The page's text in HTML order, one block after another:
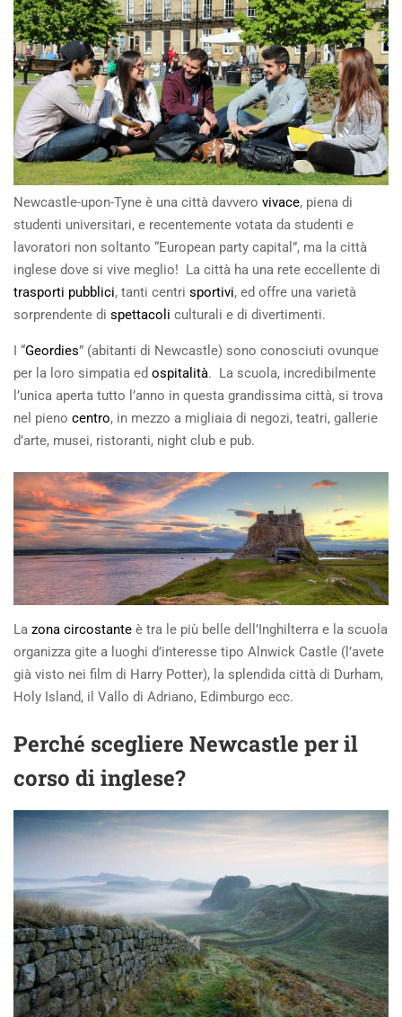
Newcastle-upon-Tyne è una città davvero vivace, piena di
studenti universitari, e recentemente votata da studenti e
lavoratori non soltanto “European party capital”, ma la città
inglese dove si vive meglio! La città ha una rete eccellente di
trasporti pubblici, tanti centri sportivi, ed offre una varietà
sorprendente di spettacoli culturali e di divertimenti.
I “Geordies” (abitanti di Newcastle) sono conosciuti ovunque
per la loro simpatia ed ospitalità. La scuola, incredibilmente
l’unica aperta tutto l’anno in questa grandissima città, si trova
nel pieno centro, in mezzo a migliaia di negozi, teatri, gallerie
d’arte, musei, ristoranti, night club e pub.
La zona circostante è tra le più belle dell’Inghilterra e la scuola
organizza gite a luoghi d’interesse tipo Alnwick Castle (l’avete
già visto nei film di Harry Potter), la splendida città di Durham,
Holy Island, il Vallo di Adriano, Edimburgo ecc.
Perché scegliere Newcastle per il
corso diinglese?